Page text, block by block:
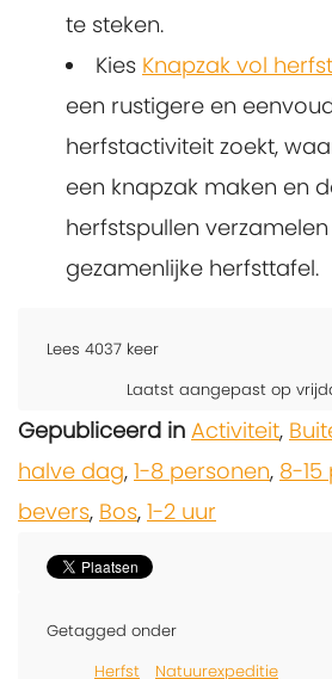
te steken.
Kies Knapzak vol
een rustigere en
herfstactiviteit zoekt,
een knapzak maken en
herfstspullen
gezamenlijke herfsttafel.
Lees 4037 keer
Laatst aangepast op
Gepubliceerd in Activiteit,
halve dag, 1-8 personen, 8-
bevers, Bos, 1-2 uur
Getagged onder
Herfst
Natuurexpeditie